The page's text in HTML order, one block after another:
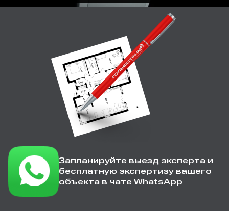
Запланируйте выезд эксперта и
бесплатную экспертизу вашего
объекта в чате WhatsApp